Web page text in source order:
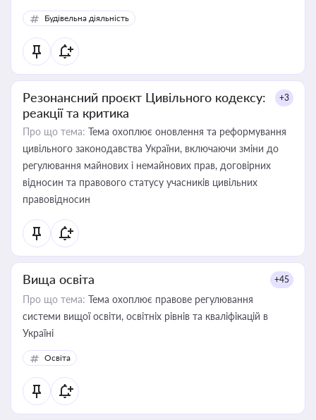
Будівельна діяльність
Резонансний проєкт Цивільного кодексу:
реакції та критика
+3
Про що тема: Тема охоплює оновлення та реформування
цивільного законодавства України, включаючи зміни до
регулювання майнових і немайнових прав, договірних
відносин та правового статусу учасників цивільних
правовідносин
Вища освіта +45
Про що тема: Тема охоплює правове регулювання
системи вищої освіти, освітніх рівнів та кваліфікацій в
Україні
Освіта